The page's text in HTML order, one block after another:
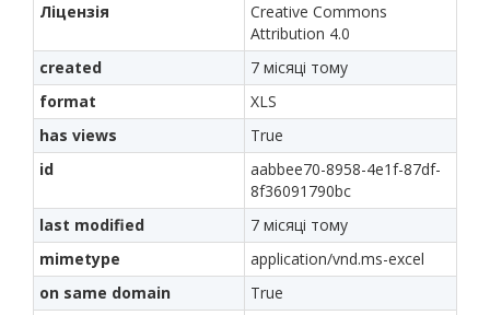
Ліцензія
Creative Commons
Attribution 4.0
created
7 місяці тому
format
XLS
has views
True
id
aabbee70-8958-4e1f-87df-
8f36091790bc
last modified
7 місяці тому
mimetype
application/vnd.ms-excel
on same domain
True